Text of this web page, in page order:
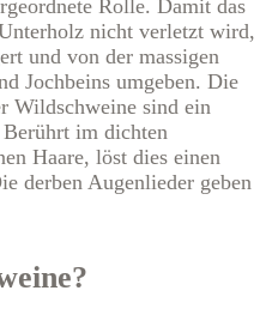
Rolle. Damit das
nicht verletzt wird,
und von der massigen
Jochbeins umgeben. Die
Wildschweine sind ein
im dichten
Haare, löst dies einen
derben Augenlieder geben